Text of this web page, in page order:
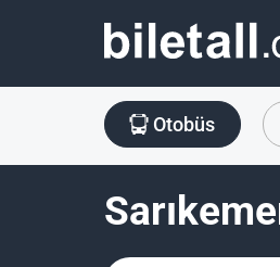
Otobüs